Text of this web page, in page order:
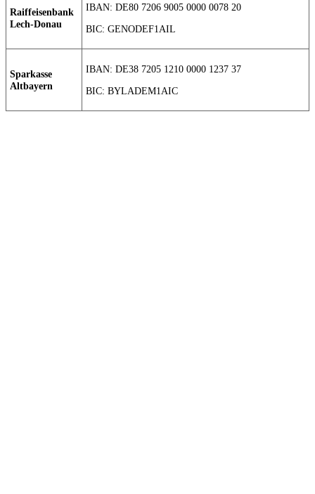
Raiffeisenbank
Lech-Donau
IBAN: DE80 7206 9005 0000 0078 20
BIC: GENODEF1AIL
Sparkasse
Altbayern
IBAN: DE38 7205 1210 0000 1237 37
BIC: BYLADEM1AIC